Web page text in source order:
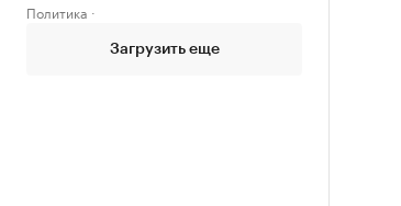
Политика
Загрузить еще